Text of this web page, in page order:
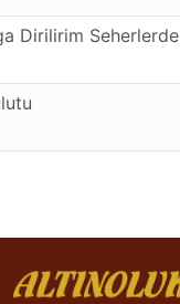
Dirilirim Seherlerde